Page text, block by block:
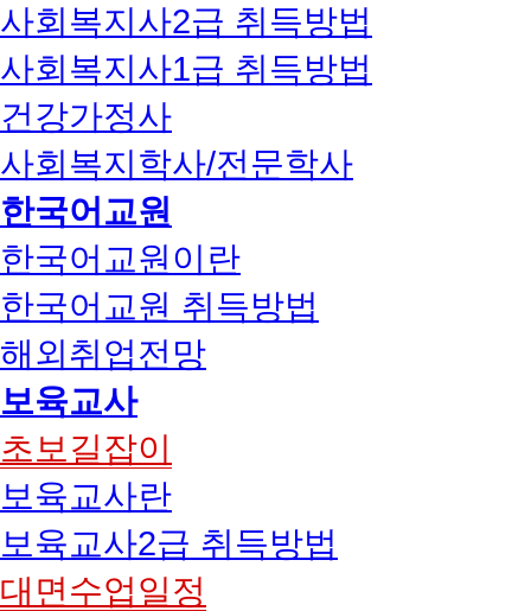
사회복지사2급 취득방법
사회복지사1급 취득방법
건강가정사
사회복지학사/전문학사
한국어교원
한국어교원이란
한국어교원 취득방법
해외취업전망
보육교사
초보길잡이
보육교사란
보육교사2급 취득방법
대면수업일정